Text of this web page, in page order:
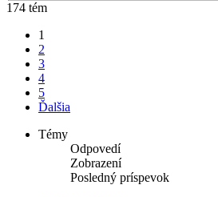
174 tém
1
2
3
4
5
Ďalšia
Témy
Odpovedí
Zobrazení
Posledný príspevok